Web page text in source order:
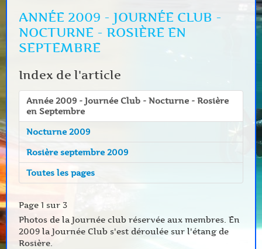
ANNÉE 2009 - JOURNÉE CLUB -
NOCTURNE - ROSIÈRE EN
SEPTEMBRE
Index de l'article
Année 2009 - Journée Club - Nocturne - Rosière
en Septembre
Nocturne 2009
Rosière septembre 2009
Toutes les pages
Page 1 sur 3
Photos de la Journée club réservée aux membres. En
2009 la Journée Club s'est déroulée sur l'étang de
Rosière.